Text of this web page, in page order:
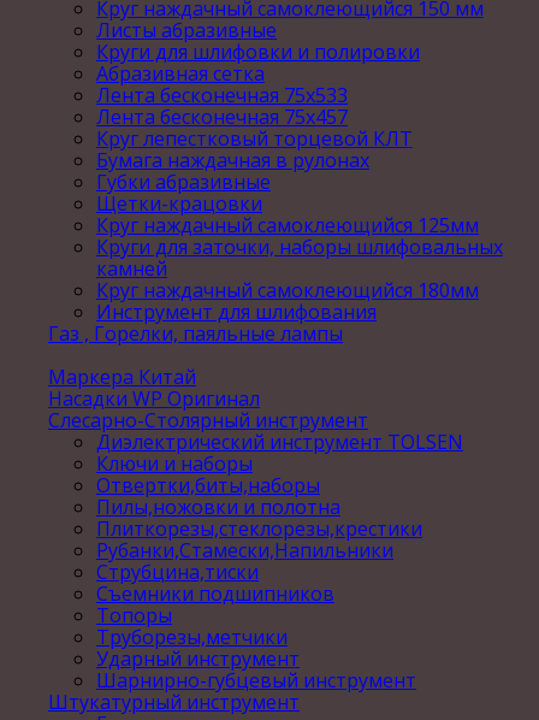
Круг наждачный самоклеющийся 150 мм
Листы абразивные
Круги для шлифовки и полировки
Абразивная сетка
Лента бесконечная 75х533
Лента бесконечная 75х457
Круг лепестковый торцевой КЛТ
Бумага наждачная в рулонах
Губки абразивные
Щетки-крацовки
Круг наждачный самоклеющийся 125мм
Круги для заточки, наборы шлифовальных
камней
Круг наждачный самоклеющийся 180мм
Инструмент для шлифования
Газ , Горелки, паяльные лампы
Маркера Китай
Насадки WP Оригинал
Слесарно-Столярный инструмент
Диэлектрический инструмент TOLSEN
Ключи и наборы
Отвертки,биты,наборы
Пилы,ножовки и полотна
Плиткорезы,стеклорезы,крестики
Рубанки,Стамески,Напильники
Струбцина,тиски
Съемники подшипников
Топоры
Труборезы,метчики
Ударный инструмент
Шарнирно-губцевый инструмент
Штукатурный инструмент